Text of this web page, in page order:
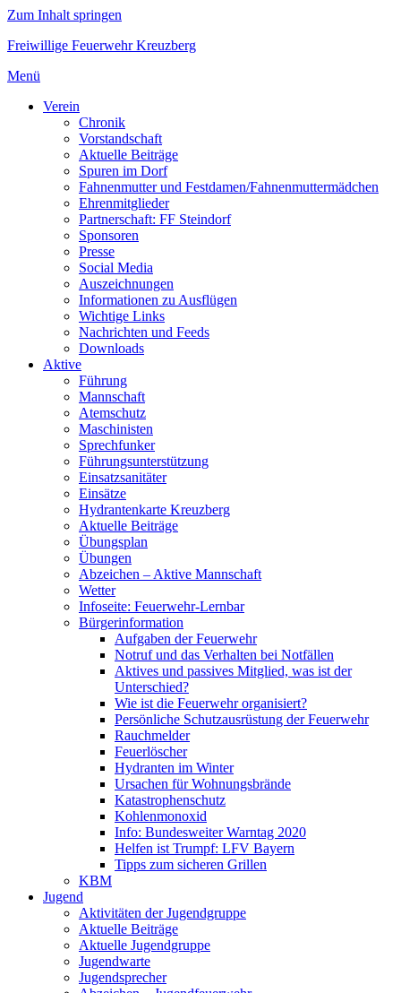
Zum Inhalt springen
Freiwillige Feuerwehr Kreuzberg
Menü
Verein
Chronik
Vorstandschaft
Aktuelle Beiträge
Spuren im Dorf
Fahnenmutter und Festdamen/Fahnenmuttermädchen
Ehrenmitglieder
Partnerschaft: FF Steindorf
Sponsoren
Presse
Social Media
Auszeichnungen
Informationen zu Ausflügen
Wichtige Links
Nachrichten und Feeds
Downloads
Aktive
Führung
Mannschaft
Atemschutz
Maschinisten
Sprechfunker
Führungsunterstützung
Einsatzsanitäter
Einsätze
Hydrantenkarte Kreuzberg
Aktuelle Beiträge
Übungsplan
Übungen
Abzeichen – Aktive Mannschaft
Wetter
Infoseite: Feuerwehr-Lernbar
Bürgerinformation
Aufgaben der Feuerwehr
Notruf und das Verhalten bei Notfällen
Aktives und passives Mitglied, was ist der
Unterschied?
Wie ist die Feuerwehr organisiert?
Persönliche Schutzausrüstung der Feuerwehr
Rauchmelder
Feuerlöscher
Hydranten im Winter
Ursachen für Wohnungsbrände
Katastrophenschutz
Kohlenmonoxid
Info: Bundesweiter Warntag 2020
Helfen ist Trumpf: LFV Bayern
Tipps zum sicheren Grillen
KBM
Jugend
Aktivitäten der Jugendgruppe
Aktuelle Beiträge
Aktuelle Jugendgruppe
Jugendwarte
Jugendsprecher